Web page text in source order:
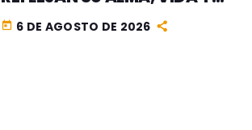
CORAZÓN 100% BOLIVIANOS
today 6 DE AGOSTO DE 2026